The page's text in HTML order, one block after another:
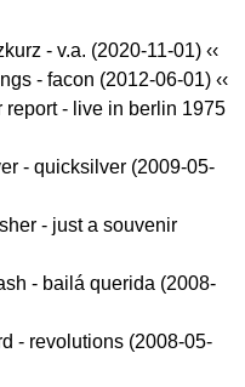
- v.a. (2020-11-01) ‹‹
- facon (2012-06-01) ‹‹
report - live in berlin 1975
- quicksilver (2009-05-
- just a souvenir
- bailá querida (2008-
- revolutions (2008-05-